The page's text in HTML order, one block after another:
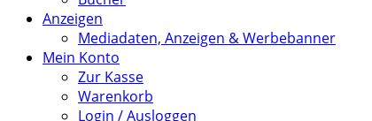
Anzeigen
Mediadaten, Anzeigen & Werbebanner
Mein Konto
Zur Kasse
Warenkorb
Login / Ausloggen